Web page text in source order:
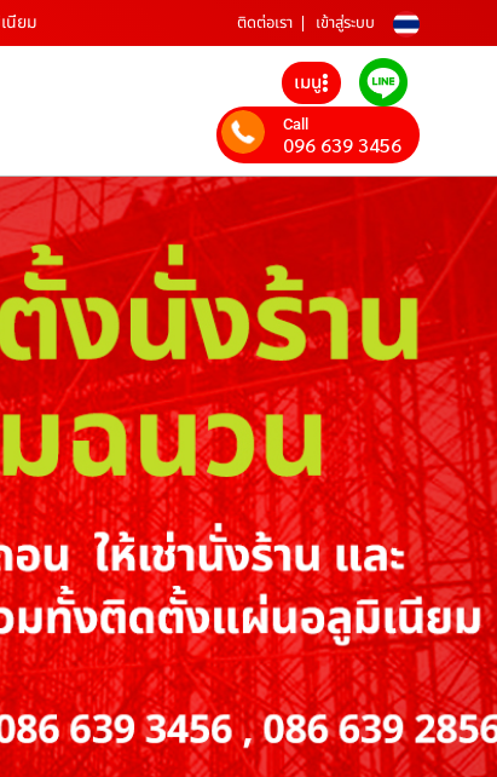
นียม ติดต่อเรา เข้าสู่ระบบ
เมนู
Call
096 639 3456